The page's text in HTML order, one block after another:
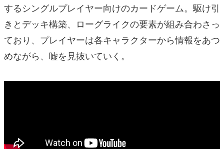
するシングルプレイヤー向けのカードゲーム。駆け引
きとデッキ構築、ローグライクの要素が組み合わさっ
ており、プレイヤーは各キャラクターから情報をあつ
めながら、嘘を見抜いていく。